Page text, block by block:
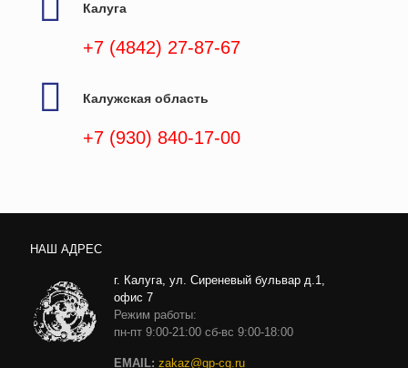
Калуга
+7 (4842) 27-87-67
Калужская область
+7 (930) 840-17-00
НАШ АДРЕС
г. Калуга, ул. Сиреневый бульвар д.1,
офис 7
Режим работы:
пн-пт 9:00-21:00 сб-вс 9:00-18:00
EMAIL: zakaz@gp-cg.ru